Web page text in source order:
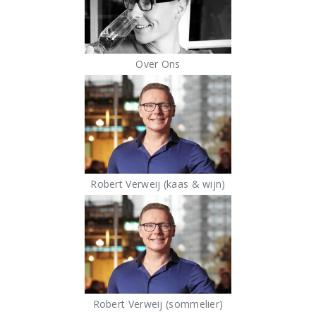
Over Ons
Robert Verweij (kaas & wijn)
Robert Verweij (sommelier)